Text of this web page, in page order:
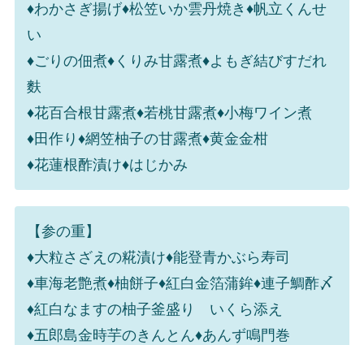
♦わかさぎ揚げ♦松笠いか雲丹焼き♦帆立くんせ
い
♦ごりの佃煮♦くりみ甘露煮♦よもぎ結びすだれ
麩
♦花百合根甘露煮♦若桃甘露煮♦小梅ワイン煮
♦田作り♦網笠柚子の甘露煮♦黄金金柑
♦花蓮根酢漬け♦はじかみ
【参の重】
♦大粒さざえの糀漬け♦能登青かぶら寿司
♦車海老艶煮♦柚餅子♦紅白金箔蒲鉾♦連子鯛酢〆
♦紅白なますの柚子釜盛り いくら添え
♦五郎島金時芋のきんとん♦あんず鳴門巻